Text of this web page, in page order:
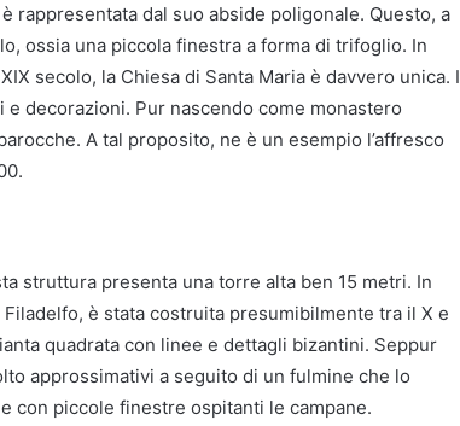
rappresentata dal suo abside poligonale. Questo, a
ossia una piccola finestra a forma di trifoglio. In
secolo, la Chiesa di Santa Maria è davvero unica. I
decorazioni. Pur nascendo come monastero
A tal proposito, ne è un esempio l’affresco
struttura presenta una torre alta ben 15 metri. In
è stata costruita presumibilmente tra il X e
quadrata con linee e dettagli bizantini. Seppur
approssimativi a seguito di un fulmine che lo
con piccole finestre ospitanti le campane.